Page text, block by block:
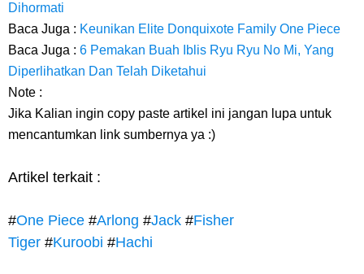
Dihormati
Baca Juga : Keunikan Elite Donquixote Family One Piece
Baca Juga : 6 Pemakan Buah Iblis Ryu Ryu No Mi, Yang
Diperlihatkan Dan Telah Diketahui
Note :
Jika Kalian ingin copy paste artikel ini jangan lupa untuk
mencantumkan link sumbernya ya :)
Artikel terkait :
#One Piece #Arlong #Jack #Fisher
Tiger #Kuroobi #Hachi